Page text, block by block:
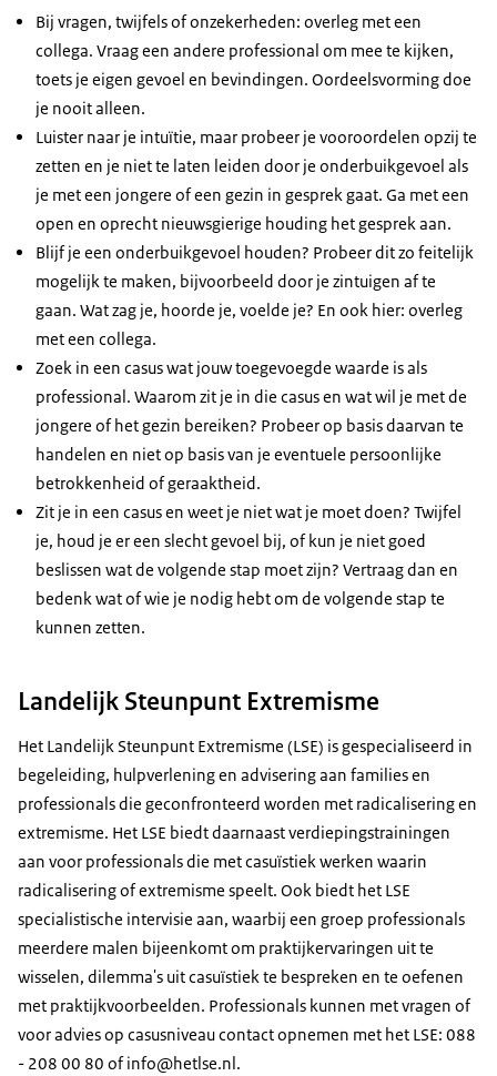
Bij vragen, twijfels of onzekerheden: overleg met een
collega. Vraag een andere professional om mee te kijken,
toets je eigen gevoel en bevindingen. Oordeelsvorming doe
je nooit alleen.
Luister naar je intuïtie, maar probeer je vooroordelen opzij te
zetten en je niet te laten leiden door je onderbuikgevoel als
je met een jongere of een gezin in gesprek gaat. Ga met een
open en oprecht nieuwsgierige houding het gesprek aan.
Blijf je een onderbuikgevoel houden? Probeer dit zo feitelijk
mogelijk te maken, bijvoorbeeld door je zintuigen af te
gaan. Wat zag je, hoorde je, voelde je? En ook hier: overleg
met een collega.
Zoek in een casus wat jouw toegevoegde waarde is als
professional. Waarom zit je in die casus en wat wil je met de
jongere of het gezin bereiken? Probeer op basis daarvan te
handelen en niet op basis van je eventuele persoonlijke
betrokkenheid of geraaktheid.
Zit je in een casus en weet je niet wat je moet doen? Twijfel
je, houd je er een slecht gevoel bij, of kun je niet goed
beslissen wat de volgende stap moet zijn? Vertraag dan en
bedenk wat of wie je nodig hebt om de volgende stap te
kunnen zetten.
Landelijk Steunpunt Extremisme
Het Landelijk Steunpunt Extremisme (LSE) is gespecialiseerd in
begeleiding, hulpverlening en advisering aan families en
professionals die geconfronteerd worden met radicalisering en
extremisme. Het LSE biedt daarnaast verdiepingstrainingen
aan voor professionals die met casuïstiek werken waarin
radicalisering of extremisme speelt. Ook biedt het LSE
specialistische intervisie aan, waarbij een groep professionals
meerdere malen bijeenkomt om praktijkervaringen uit te
wisselen, dilemma's uit casuïstiek te bespreken en te oefenen
met praktijkvoorbeelden. Professionals kunnen met vragen of
voor advies op casusniveau contact opnemen met het LSE: 088
- 208 00 80 of info@hetlse.nl.